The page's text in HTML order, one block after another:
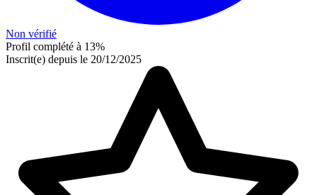
Non vérifié
Profil complété à 13%
Inscrit(e) depuis le 20/12/2025